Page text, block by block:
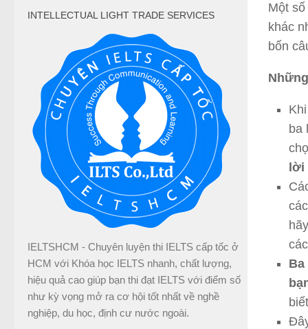
Một
khác
bốn
ba
lời
INTELLECTUAL LIGHT TRADE SERVICES
IELTSHCM - Chuyên luyện thi IELTS cấp tốc ở
HCM với Khóa học IELTS nhanh, chất lượng,
hiệu quả cao giúp bạn thi đạt IELTS với điểm số
như kỳ vọng mở ra cơ hội tốt nhất về nghề
nghiệp, du học, định cư nước ngoài.